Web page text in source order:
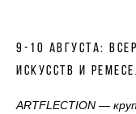
9-10 августа:
искусств и
ARTFLECTION —